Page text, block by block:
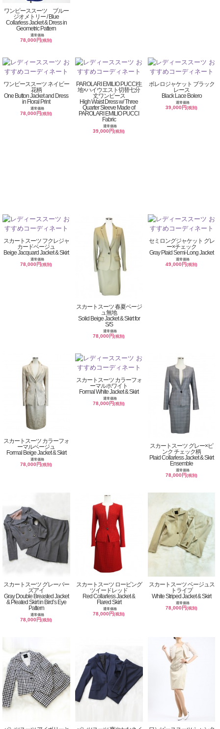
ワンピーススーツ ブルー
ジオメトリー / Blue
Collarless Jacket & Dress in
Geometric Pattern
通常価格
78,000円(税別)
ワンピーススーツ ネイビー
花柄
One Button Jacket and Dress
in Floral Print
通常価格
78,000円(税別)
PAROLARI EMILIO PUCCI生
地×ハイウエスト切替七分
丈ワンピース
High Waist Dress w/ Three
Quarter Sleeve Made of
PAROLARI EMILIO PUCCI
Fabric
通常価格
39,000円(税別)
ボレロジャケット ブラック
レース
Black Lace Bolero
通常価格
39,000円(税別)
スカートスーツ フクレジャ
カードベージュ
Beige Jacquard Jacket & Skirt
通常価格
78,000円(税別)
スカートスーツ 春夏ベージ
ュ無地
Solid Beige Jacket & Skirt for
S/S
通常価格
78,000円(税別)
セミロングジャケット グレ
ー×チェック
Gray Plaid Semi-Long Jacket
通常価格
49,000円(税別)
スカートスーツ カラーフォ
ーマルベージュ
Formal Beige Jacket & Skirt
通常価格
78,000円(税別)
スカートスーツ カラーフォ
ーマルホワイト
Formal White Jacket & Skirt
通常価格
78,000円(税別)
スカートスーツ グレー×ピ
ンク チェック柄
Plaid Collarless Jacket & Skirt
Ensemble
通常価格
78,000円(税別)
スカートスーツ グレーバー
ズアイ
Gray Double Breasted Jacket
& Pleated Skirt in Bird’s Eye
Pattern
通常価格
78,000円(税別)
スカートスーツ ロービング
ツイードレッド
Red Collarless Jacket &
Flared Skirt
通常価格
78,000円(税別)
スカートスーツ ベージュス
トライプ
White Striped Jacket & Skirt
通常価格
78,000円(税別)